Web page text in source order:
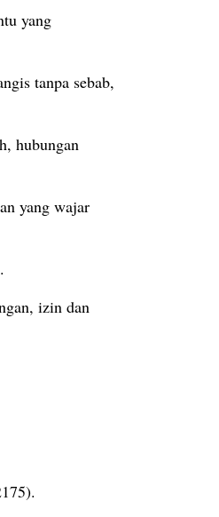
yang
tanpa sebab,
hubungan
yang wajar
izin dan